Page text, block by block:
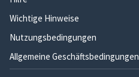
Wichtige Hinweise
Nutzungsbedingungen
Allgemeine Geschäftsbedingungen